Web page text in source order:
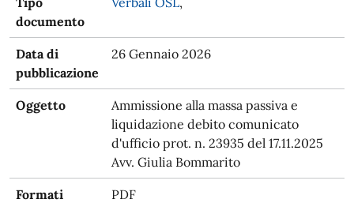
documento
Data di
pubblicazione
26 Gennaio 2026
Oggetto
Ammissione alla massa passiva e
liquidazione debito comunicato
d'ufficio prot. n. 23935 del 17.11.2025
Avv. Giulia Bommarito
Formati PDF